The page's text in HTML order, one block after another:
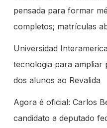
pensada para formar
completos; matrículas
Universidad
tecnologia para ampliar
dos alunos ao Revalida
Agora é oficial: Carlos
candidato a deputado